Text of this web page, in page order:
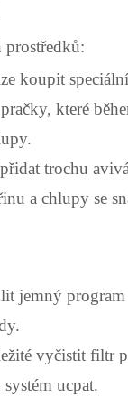
prostředků:
koupit
které
přidat trochu
a chlupy se
jemný program
vyčistit filtr
ucpat.